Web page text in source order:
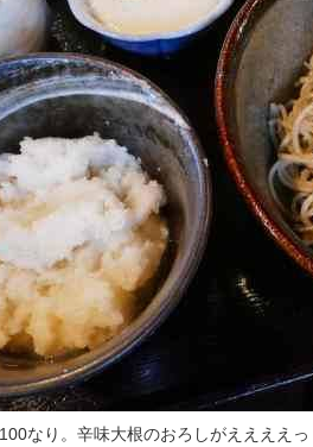
なり。辛味大根のおろしがええええ